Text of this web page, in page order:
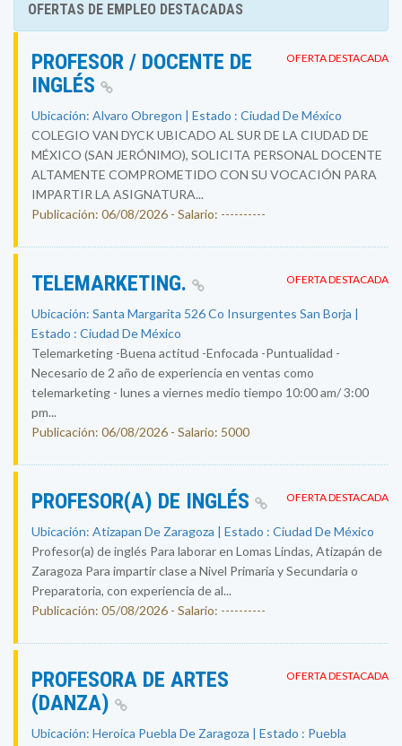
OFERTAS DE EMPLEO DESTACADAS
OFERTA DESTACADA
PROFESOR / DOCENTE DE
INGLÉS
Ubicación: Alvaro Obregon | Estado : Ciudad De México
COLEGIO VAN DYCK UBICADO AL SUR DE LA CIUDAD DE
MÉXICO (SAN JERÓNIMO), SOLICITA PERSONAL DOCENTE
ALTAMENTE COMPROMETIDO CON SU VOCACIÓN PARA
IMPARTIR LA ASIGNATURA...
Publicación: 06/08/2026 - Salario: ----------
OFERTA DESTACADA
TELEMARKETING.
Ubicación: Santa Margarita 526 Co Insurgentes San Borja |
Estado : Ciudad De México
Telemarketing -Buena actitud -Enfocada -Puntualidad -
Necesario de 2 año de experiencia en ventas como
telemarketing - lunes a viernes medio tiempo 10:00 am/ 3:00
pm...
Publicación: 06/08/2026 - Salario: 5000
OFERTA DESTACADA
PROFESOR(A) DE INGLÉS
Ubicación: Atizapan De Zaragoza | Estado : Ciudad De México
Profesor(a) de inglés Para laborar en Lomas Lindas, Atizapán de
Zaragoza Para impartir clase a Nivel Primaria y Secundaria o
Preparatoria, con experiencia de al...
Publicación: 05/08/2026 - Salario: ----------
OFERTA DESTACADA
PROFESORA DE ARTES
(DANZA)
Ubicación: Heroica Puebla De Zaragoza | Estado : Puebla